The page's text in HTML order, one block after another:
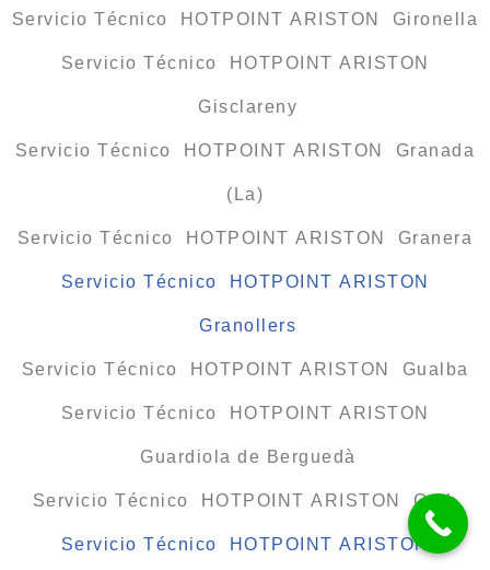
Servicio Técnico HOTPOINT ARISTON Gironella
Servicio Técnico HOTPOINT ARISTON
Gisclareny
Servicio Técnico HOTPOINT ARISTON Granada
(La)
Servicio Técnico HOTPOINT ARISTON Granera
Servicio Técnico HOTPOINT ARISTON
Granollers
Servicio Técnico HOTPOINT ARISTON Gualba
Servicio Técnico HOTPOINT ARISTON
Guardiola de Berguedà
Servicio Técnico HOTPOINT ARISTON Gurb
Servicio Técnico HOTPOINT ARISTON